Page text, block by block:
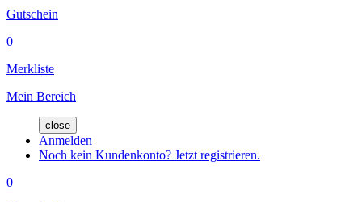
Gutschein
0
Merkliste
Mein Bereich
close
Anmelden
Noch kein Kundenkonto? Jetzt registrieren.
0